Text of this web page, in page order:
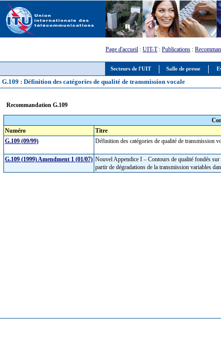
Secteurs de l'UIT Salle de presse
Page d'accueil : UIT-T: Publications :
G.109 : Définition des catégories de qualité de transmission vocale
Recommandation G.109
Numéro
Titre
G.109 (09/99)
Définition des catégories de qualité de transmission
G.109 (1999) Amendment 1 (01/07) Nouvel Appendice I – Contours de qualité fondés
partir de dégradations de la transmission variables